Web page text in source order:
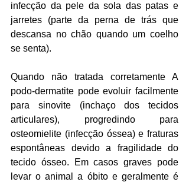
infecção da pele da sola das patas e
jarretes (parte da perna de trás que
descansa no chão quando um coelho
se senta).
Quando não tratada corretamente A
podo-dermatite pode evoluir facilmente
para sinovite (inchaço dos tecidos
articulares), progredindo para
osteomielite (infecção óssea) e fraturas
espontâneas devido a fragilidade do
tecido ósseo. Em casos graves pode
levar o animal a óbito e geralmente é